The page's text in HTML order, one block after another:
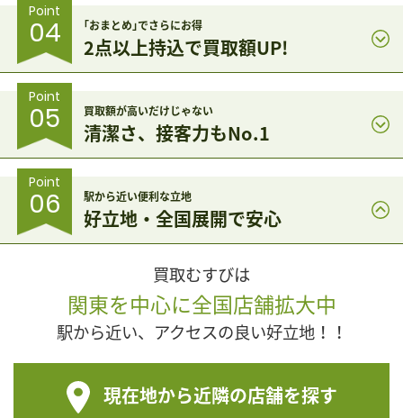
Point
04 ｢おまとめ｣でさらにお得
2点以上持込で買取額UP!
Point
05 買取額が高いだけじゃない
清潔さ、接客力もNo.1
Point
06 駅から近い便利な立地
好立地・全国展開で安心
買取むすびは
関東を中心に全国店舗拡大中
駅から近い、アクセスの良い好立地！！
現在地から近隣の店舗を探す